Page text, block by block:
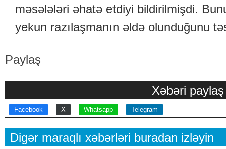
məsələləri əhatə etdiyi bildirilmişdi.
yekun razılaşmanın əldə olunduğunu
Paylaş
Xəbəri paylaş
Facebook X Whatsapp Telegram
Digər maraqlı xəbərləri buradan izləyin